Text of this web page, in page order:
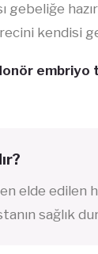
kendisi
embriyo
elde
sağlık